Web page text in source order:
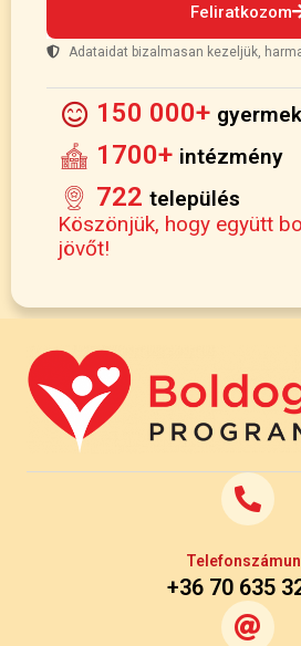
Feliratkozom
Adataidat bizalmasan kezeljük,
150 000+ gyermek
1700+ intézmény
722 település
Köszönjük, hogy együtt
jövőt!
+36 70 635